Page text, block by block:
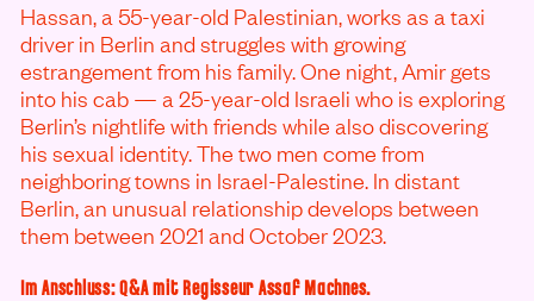
Hassan, a 55-year-old Palestinian, works as a taxi
driver in Berlin and struggles with growing
estrangement from his family. One night, Amir gets
into his cab — a 25-year-old Israeli who is exploring
Berlin’s nightlife with friends while also discovering
his sexual identity.The two men come from
neighboring towns in Israel-Palestine. In distant
Berlin, an unusual relationship develops between
them between 2021 and October 2023.
Im Anschluss: Q&A mit Regisseur Assaf Machnes.